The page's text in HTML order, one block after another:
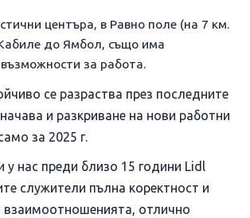
центъра, в Равно поле (на 7 км.
до Ямбол, също има
за работа.
се разраства през последните
и разкриване на нови работни
за 2025 г.
у нас преди близо 15 години Lidl
служители пълна коректност и
взаимоотношенията, отлично